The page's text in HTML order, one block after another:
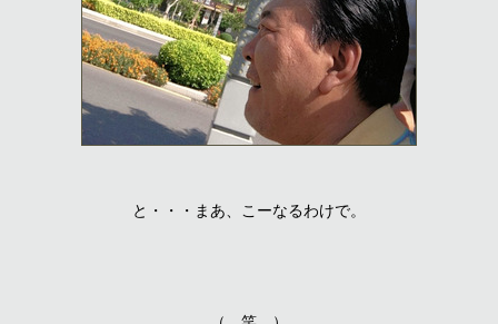
と・・・まあ、こーなるわけで。